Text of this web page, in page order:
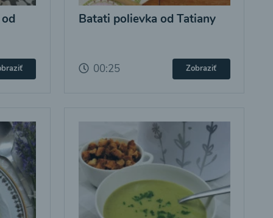
Batati polievka od Tatiany
00:25 Zobraziť